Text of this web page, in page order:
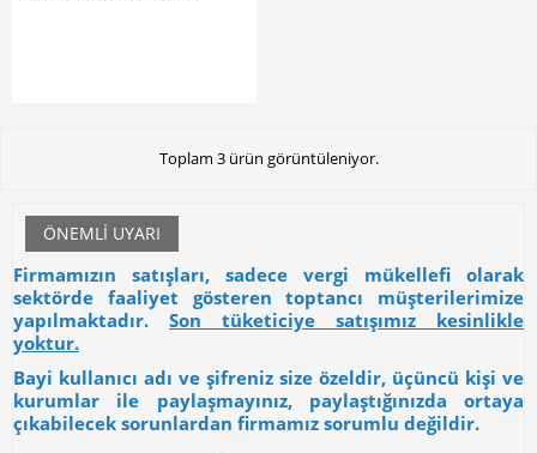
Toplam 3 ürün görüntüleniyor.
ÖNEMLI UYARI
Firmamızın satışları, sadece vergi mükellefi olarak
sektörde faaliyet gösteren toptancı müşterilerimize
yapılmaktadır. Son tüketiciye satışımız kesinlikle
yoktur.
Bayi kullanıcı adı ve şifreniz size özeldir, üçüncü kişi ve
kurumlar ile paylaşmayınız, paylaştığınızda ortaya
çıkabilecek sorunlardan firmamız sorumlu değildir.